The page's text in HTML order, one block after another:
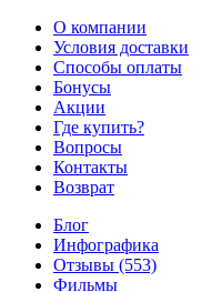
О компании
Условия доставки
Способы оплаты
Бонусы
Акции
Где купить?
Вопросы
Контакты
Возврат
Блог
Инфографика
Отзывы (553)
Фильмы